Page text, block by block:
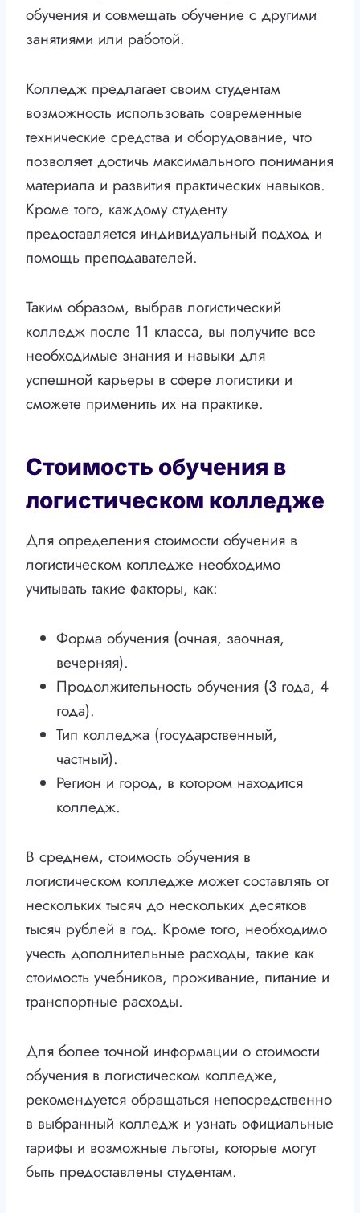
обучения и совмещать обучение с другими
занятиями или работой.
Колледж предлагает своим студентам
возможность использовать современные
технические средства и оборудование, что
позволяет достичь максимального понимания
материала и развития практических навыков.
Кроме того, каждому студенту
предоставляется индивидуальный подход и
помощь преподавателей.
Таким образом, выбрав логистический
колледж после 11 класса, вы получите все
необходимые знания и навыки для
успешной карьеры в сфере логистики и
сможете применить их на практике.
Стоимость обучения в
логистическом колледже
Для определения стоимости обучения в
логистическом колледже необходимо
учитывать такие факторы, как:
Форма обучения (очная, заочная,
вечерняя).
Продолжительность обучения (3 года, 4
года).
Тип колледжа (государственный,
частный).
Регион и город, в котором находится
колледж.
В среднем, стоимость обучения в
логистическом колледже может составлять от
нескольких тысяч до нескольких десятков
тысяч рублей в год. Кроме того, необходимо
учесть дополнительные расходы, такие как
стоимость учебников, проживание, питание и
транспортные расходы.
Для более точной информации о стоимости
обучения в логистическом колледже,
рекомендуется обращаться непосредственно
в выбранный колледж и узнать официальные
тарифы и возможные льготы, которые могут
быть предоставлены студентам.